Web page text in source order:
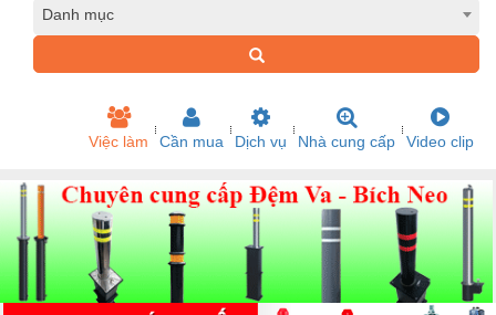
Danh mục
Việc làm Cần mua Dịch vụ Nhà cung cấp Video clip